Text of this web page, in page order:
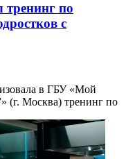
тренинг по
с
в ГБУ «Мой
(г. Москва) тренинг по